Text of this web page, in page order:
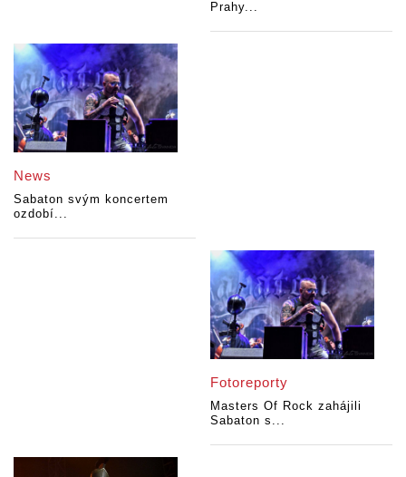
Prahy...
News
Sabaton svým koncertem
ozdobí...
Fotoreporty
Masters Of Rock zahájili
Sabaton s...